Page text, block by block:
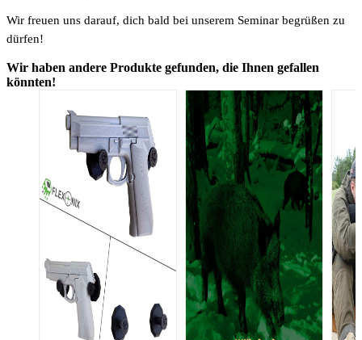
Wir freuen uns darauf, dich bald bei unserem Seminar begrüßen zu
dürfen!
Wir haben andere Produkte gefunden, die Ihnen gefallen
könnten!